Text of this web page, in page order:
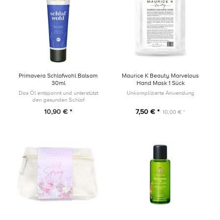
Primavera Schlafwohl Balsam
30ml
Das Öl entspannt und unterstützt
den gesunden Schlaf
10,90 € *
Maurice K Beauty Marvelous
Hand Mask 1 Sück
Unkomplizierte Anwendung
7,50 € * 10,00 € *